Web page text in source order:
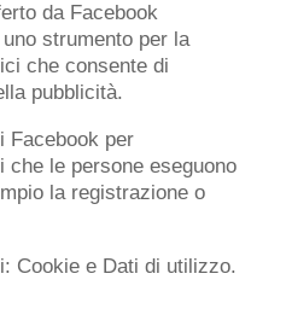
da Facebook
strumento per la
che consente di
pubblicità.
Facebook per
che le persone eseguono
la registrazione o
Cookie e Dati di utilizzo.